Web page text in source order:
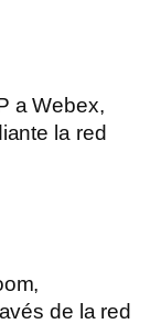
a Webex,
la red
de la red